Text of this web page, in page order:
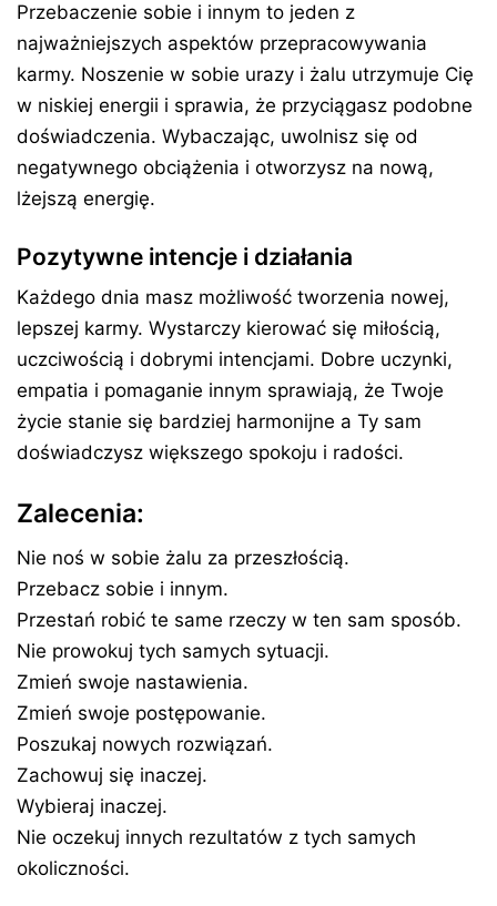
Przebaczenie sobie i innym to jeden z
najważniejszych aspektów przepracowywania
karmy. Noszenie w sobie urazy i żalu utrzymuje Cię
w niskiej energii i sprawia, że przyciągasz podobne
doświadczenia. Wybaczając, uwolnisz się od
negatywnego obciążenia i otworzysz na nową,
lżejszą energię.
Pozytywne intencje i działania
Każdego dnia masz możliwość tworzenia nowej,
lepszej karmy. Wystarczy kierować się miłością,
uczciwością i dobrymi intencjami. Dobre uczynki,
empatia i pomaganie innym sprawiają, że Twoje
życie stanie się bardziej harmonijne a Ty sam
doświadczysz większego spokoju i radości.
Zalecenia:
Nie noś w sobie żalu za przeszłością.
Przebacz sobie i innym.
Przestań robić te same rzeczy w ten sam sposób.
Nie prowokuj tych samych sytuacji.
Zmień swoje nastawienia.
Zmień swoje postępowanie.
Poszukaj nowych rozwiązań.
Zachowuj się inaczej.
Wybieraj inaczej.
Nie oczekuj innych rezultatów z tych samych
okoliczności.